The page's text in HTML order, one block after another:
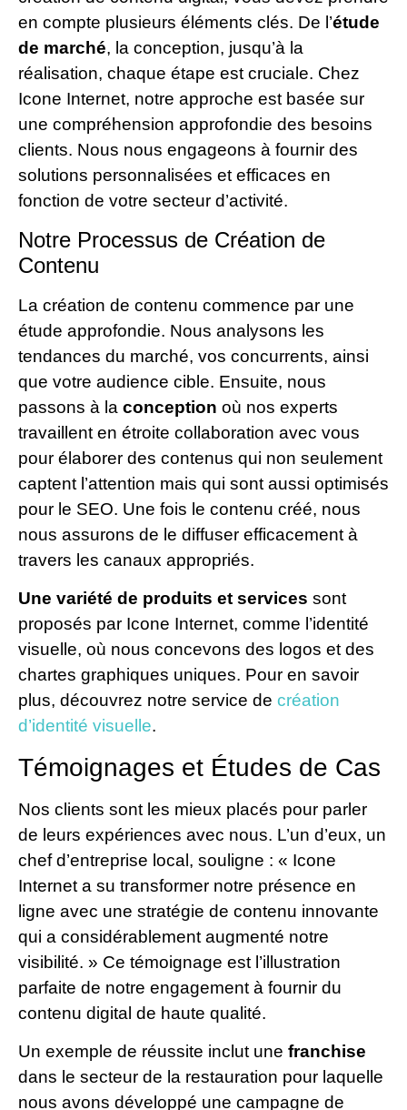
en compte plusieurs éléments clés. De l’étude
de marché, la conception, jusqu’à la
réalisation, chaque étape est cruciale. Chez
Icone Internet, notre approche est basée sur
une compréhension approfondie des besoins
clients. Nous nous engageons à fournir des
solutions personnalisées et efficaces en
fonction de votre secteur d’activité.
Notre Processus de Création de
Contenu
La création de contenu commence par une
étude approfondie. Nous analysons les
tendances du marché, vos concurrents, ainsi
que votre audience cible. Ensuite, nous
passons à la conception où nos experts
travaillent en étroite collaboration avec vous
pour élaborer des contenus qui non seulement
captent l’attention mais qui sont aussi optimisés
pour le SEO. Une fois le contenu créé, nous
nous assurons de le diffuser efficacement à
travers les canaux appropriés.
Une variété de produits et services sont
proposés par Icone Internet, comme l’identité
visuelle, où nous concevons des logos et des
chartes graphiques uniques. Pour en savoir
plus, découvrez notre service de création
d’identité visuelle.
Témoignages et Études de Cas
Nos clients sont les mieux placés pour parler
de leurs expériences avec nous. L’un d’eux, un
chef d’entreprise local, souligne : « Icone
Internet a su transformer notre présence en
ligne avec une stratégie de contenu innovante
qui a considérablement augmenté notre
visibilité. » Ce témoignage est l’illustration
parfaite de notre engagement à fournir du
contenu digital de haute qualité.
Un exemple de réussite inclut une franchise
dans le secteur de la restauration pour laquelle
nous avons développé une campagne de